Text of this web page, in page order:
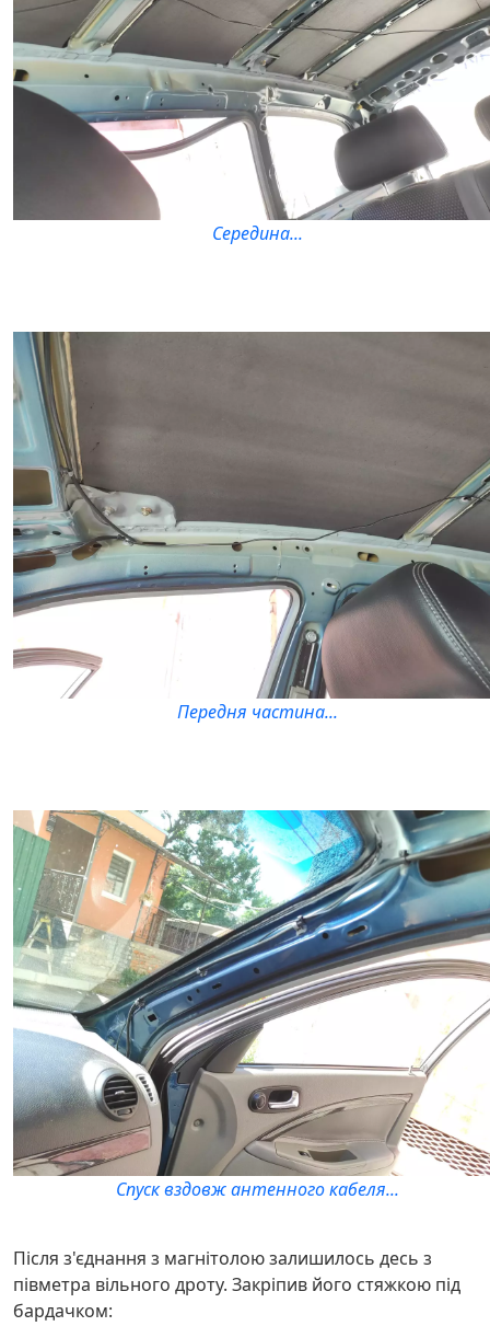
Середина...
Передня частина...
Спуск вздовж антенного кабеля...
Після з'єднання з магнітолою залишилось десь з
півметра вільного дроту. Закріпив його стяжкою під
бардачком: